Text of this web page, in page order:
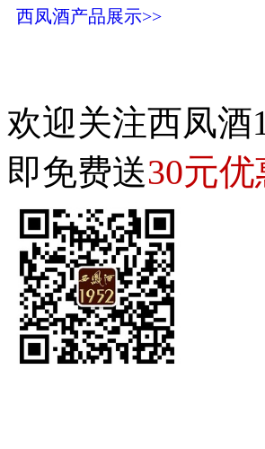
西凤酒产品展示>>
欢迎关注西凤酒
即免费送30元